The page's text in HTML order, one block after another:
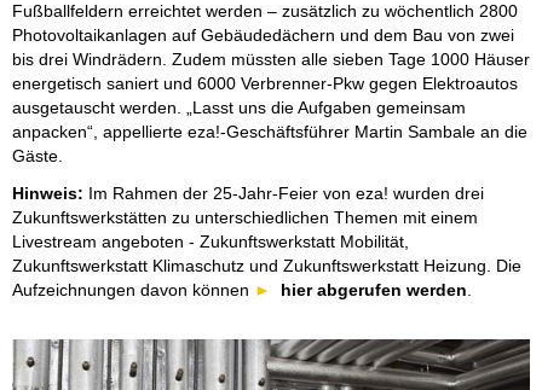
Fußballfeldern erreichtet werden – zusätzlich zu wöchentlich 2800
Photovoltaikanlagen auf Gebäudedächern und dem Bau von zwei
bis drei Windrädern. Zudem müssten alle sieben Tage 1000 Häuser
energetisch saniert und 6000 Verbrenner-Pkw gegen Elektroautos
ausgetauscht werden. „Lasst uns die Aufgaben gemeinsam
anpacken“, appellierte eza!-Geschäftsführer Martin Sambale an die
Gäste.
Hinweis: Im Rahmen der 25-Jahr-Feier von eza! wurden drei
Zukunftswerkstätten zu unterschiedlichen Themen mit einem
Livestream angeboten - Zukunftswerkstatt Mobilität,
Zukunftswerkstatt Klimaschutz und Zukunftswerkstatt Heizung. Die
Aufzeichnungen davon können
hier abgerufen werden